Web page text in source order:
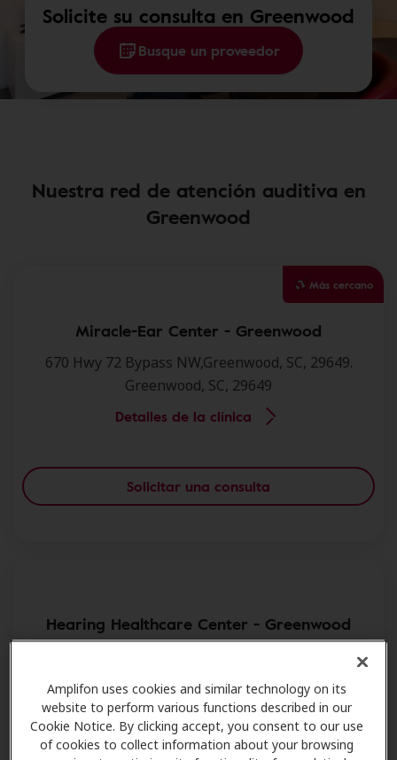
Amplifon uses cookies and similar technology on its
website to perform various functions described in our
Cookie Notice. By clicking accept, you consent to our use
of cookies to collect information about your browsing
Solicite su consulta en Greenwood
Busque un proveedor
Nuestra red de atención auditiva en
Greenwood
Más cercano
Miracle-Ear Center - Greenwood
670 Hwy 72 Bypass NW,Greenwood, SC, 29649.
Greenwood, SC, 29649
Detalles de la clínica
Solicitar una consulta
Hearing Healthcare Center - Greenwood
479 Bypass 72 NW,Ste 101,Greenwood, SC, 29649.
Detalles de la clínica